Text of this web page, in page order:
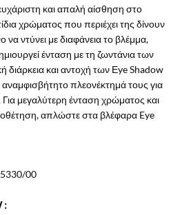
και απαλή αίσθηση στο
χρώματος που περιέχει της δίνουν
να ντύνει με διαφάνεια το βλέμμα,
ένταση με τη ζωντάνια των
διάρκεια και αντοχή των Εye Shadow
πλεονέκτημά τους για
μεγαλύτερη ένταση χρώματος και
απλώστε στα βλέφαρα Eye
00